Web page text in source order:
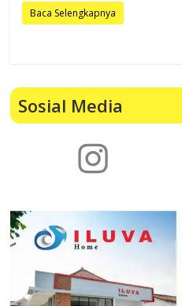
Baca Selengkapnya
Sosial Media